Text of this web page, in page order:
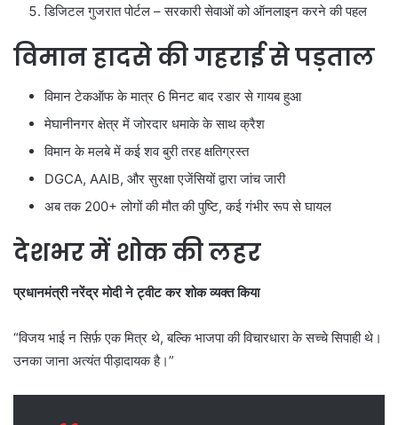
डिजिटल गुजरात पोर्टल – सरकारी सेवाओं को ऑनलाइन करने की पहल
विमान हादसे की गहराई से पड़ताल
विमान टेकऑफ के मात्र 6 मिनट बाद रडार से गायब हुआ
मेघानीनगर क्षेत्र में जोरदार धमाके के साथ क्रैश
विमान के मलबे में कई शव बुरी तरह क्षतिग्रस्त
DGCA, AAIB, और सुरक्षा एजेंसियों द्वारा जांच जारी
अब तक 200+ लोगों की मौत की पुष्टि, कई गंभीर रूप से घायल
देशभर में शोक की लहर
प्रधानमंत्री नरेंद्र मोदी ने ट्वीट कर शोक व्यक्त किया
“विजय भाई न सिर्फ़ एक मित्र थे, बल्कि भाजपा की विचारधारा के सच्चे सिपाही थे।
उनका जाना अत्यंत पीड़ादायक है।”